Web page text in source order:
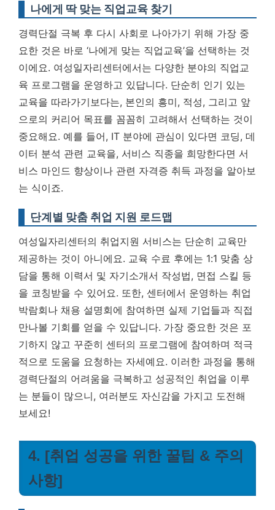
나에게 딱 맞는 직업교육 찾기
경력단절 극복 후 다시 사회로 나아가기 위해 가장 중
요한 것은 바로 ‘나에게 맞는 직업교육’을 선택하는 것
이에요. 여성일자리센터에서는 다양한 분야의 직업교
육 프로그램을 운영하고 있답니다. 단순히 인기 있는
교육을 따라가기보다는, 본인의 흥미, 적성, 그리고 앞
으로의 커리어 목표를 꼼꼼히 고려해서 선택하는 것이
중요해요. 예를 들어, IT 분야에 관심이 있다면 코딩, 데
이터 분석 관련 교육을, 서비스 직종을 희망한다면 서
비스 마인드 향상이나 관련 자격증 취득 과정을 알아보
는 식이죠.
단계별 맞춤 취업 지원 로드맵
여성일자리센터의 취업지원 서비스는 단순히 교육만
제공하는 것이 아니에요. 교육 수료 후에는 1:1 맞춤 상
담을 통해 이력서 및 자기소개서 작성법, 면접 스킬 등
을 코칭받을 수 있어요. 또한, 센터에서 운영하는 취업
박람회나 채용 설명회에 참여하면 실제 기업들과 직접
만나볼 기회를 얻을 수 있답니다. 가장 중요한 것은 포
기하지 않고 꾸준히 센터의 프로그램에 참여하며 적극
적으로 도움을 요청하는 자세예요. 이러한 과정을 통해
경력단절의 어려움을 극복하고 성공적인 취업을 이루
는 분들이 많으니, 여러분도 자신감을 가지고 도전해
보세요!
4. [취업 성공을 위한 꿀팁 & 주의
사항]